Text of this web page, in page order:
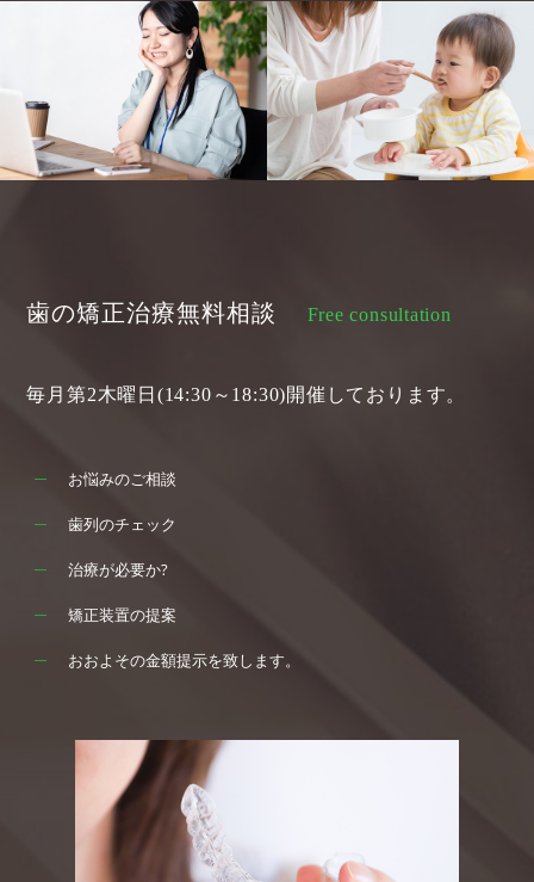
歯の矯正治療無料相談 Free consultation
毎月第2木曜日(14:30～18:30)開催しております。
お悩みのご相談
歯列のチェック
治療が必要か?
矯正装置の提案
おおよその金額提示を致します。